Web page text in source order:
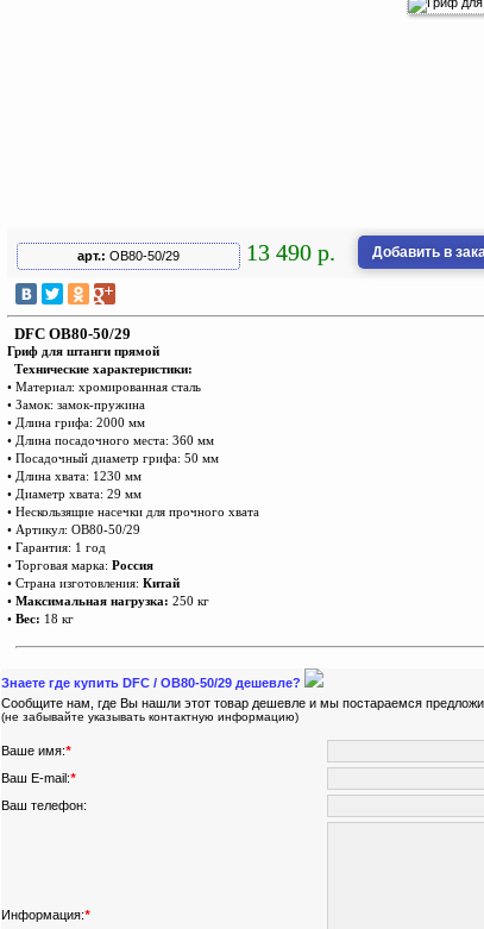
арт.: OB80-50/29 13 490 р. Добавить в
DFC OB80-50/29
Гриф для штанги прямой
Технические характеристики:
• Материал: хромированная сталь
• Замок: замок-пружина
• Длина грифа: 2000 мм
• Длина посадочного места: 360 мм
• Посадочный диаметр грифа: 50 мм
• Длина хвата: 1230 мм
• Диаметр хвата: 29 мм
• Нескользящие насечки для прочного хвата
• Артикул: OB80-50/29
• Гарантия: 1 год
• Торговая марка: Россия
• Страна изготовления: Китай
• Максимальная нагрузка: 250 кг
• Вес: 18 кг
Знаете где купить DFC / OB80-50/29 дешевле?
Сообщите нам, где Вы нашли этот товар дешевле и мы постараемся
(не забывайте указывать контактную информацию)
Ваше имя:*
Ваш E-mail:*
Ваш телефон:
Информация:*